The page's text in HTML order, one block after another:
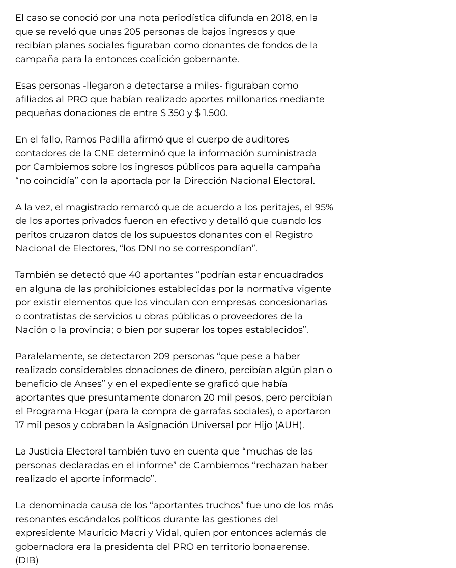
El caso se conoció por una nota periodística difunda en 2018, en la
que se reveló que unas 205 personas de bajos ingresos y que
recibían planes sociales figuraban como donantes de fondos de la
campaña para la entonces coalición gobernante.
Esas personas -llegaron a detectarse a miles- figuraban como
afiliados al PRO que habían realizado aportes millonarios mediante
pequeñas donaciones de entre $ 350 y $ 1.500.
En el fallo, Ramos Padilla afirmó que el cuerpo de auditores
contadores de la CNE determinó que la información suministrada
por Cambiemos sobre los ingresos públicos para aquella campaña
“no coincidía” con la aportada por la Dirección Nacional Electoral.
A la vez, el magistrado remarcó que de acuerdo a los peritajes, el 95%
de los aportes privados fueron en efectivo y detalló que cuando los
peritos cruzaron datos de los supuestos donantes con el Registro
Nacional de Electores, “los DNI no se correspondían”.
También se detectó que 40 aportantes “podrían estar encuadrados
en alguna de las prohibiciones establecidas por la normativa vigente
por existir elementos que los vinculan con empresas concesionarias
o contratistas de servicios u obras públicas o proveedores de la
Nación o la provincia; o bien por superar los topes establecidos”.
Paralelamente, se detectaron 209 personas “que pese a haber
realizado considerables donaciones de dinero, percibían algún plan o
beneficio de Anses” y en el expediente se graficó que había
aportantes que presuntamente donaron 20 mil pesos, pero percibían
el Programa Hogar (para la compra de garrafas sociales), o aportaron
17 mil pesos y cobraban la Asignación Universal por Hijo (AUH).
La Justicia Electoral también tuvo en cuenta que “muchas de las
personas declaradas en el informe” de Cambiemos “rechazan haber
realizado el aporte informado”.
La denominada causa de los “aportantes truchos” fue uno de los más
resonantes escándalos políticos durante las gestiones del
expresidente Mauricio Macri y Vidal, quien por entonces además de
gobernadora era la presidenta del PRO en territorio bonaerense.
(DIB)